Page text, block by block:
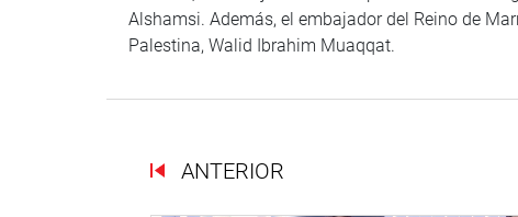
Alshamsi. Además, el embajador del Reino de
Palestina, Walid Ibrahim Muaqqat.
ANTERIOR